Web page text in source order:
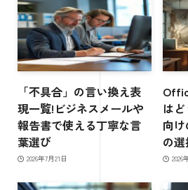
「不具合」の言い換え表
現一覧!ビジネスメールや
報告書で使える丁寧な言
葉選び
2026年7月21日
は
向
の
2026